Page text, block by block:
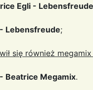
Egli - Lebensfreude
Lebensfreude;
się również
Beatrice Megamix.